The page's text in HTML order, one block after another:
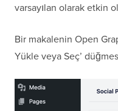
varsayılan olarak etkin
Bir makalenin Open
Yükle veya Seç’